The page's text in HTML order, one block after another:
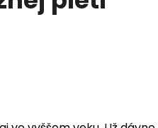
Odporúčame